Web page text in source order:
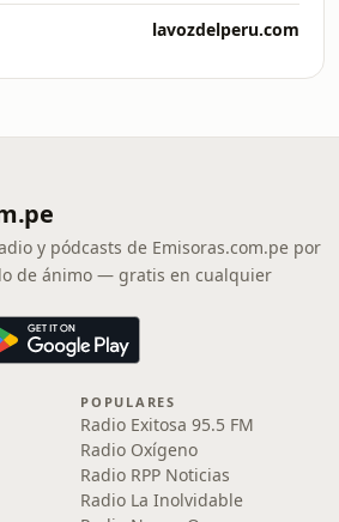
lavozdelperu.com
y pódcasts de Emisoras.com.pe por
de ánimo — gratis en cualquier
POPULARES
Radio Exitosa 95.5 FM
Radio Oxígeno
Radio RPP Noticias
Radio La Inolvidable